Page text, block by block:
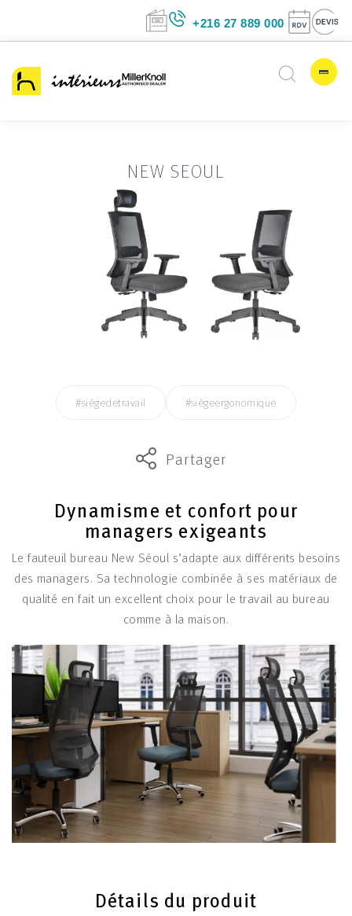
+216 27 889
NEW SEOUL
#siègedetravail #siègeergonomique
Partager
Dynamisme et confort pour
managers exigeants
Le fauteuil bureau New Séoul s’adapte aux différents besoins
des managers. Sa technologie combinée à ses matériaux de
qualité en fait un excellent choix pour le travail au bureau
comme à la maison.
Détails du produit